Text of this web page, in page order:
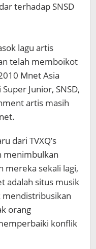
terhadap SNSD
lagu artis
telah memboikot
Mnet Asia
Junior, SNSD,
artis masih
dari TVXQ’s
menimbulkan
mereka sekali lagi,
adalah situs musik
mendistribusikan
orang
konflik